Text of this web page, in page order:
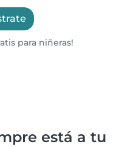
para niñeras!
está a tu